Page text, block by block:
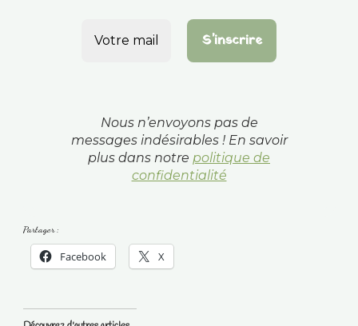
Nous n’envoyons pas de
messages indésirables ! En savoir
plus dans notre politique de
confidentialité
Partager :
Facebook X